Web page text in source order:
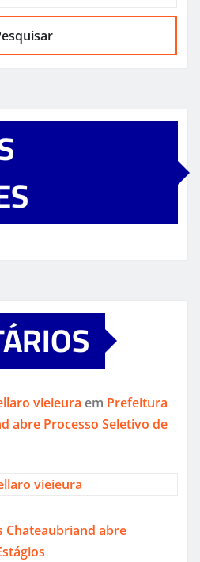
vieieura em Prefeitura
abre Processo Seletivo de
vieieura
Chateaubriand abre